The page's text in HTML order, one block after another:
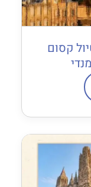
קסום